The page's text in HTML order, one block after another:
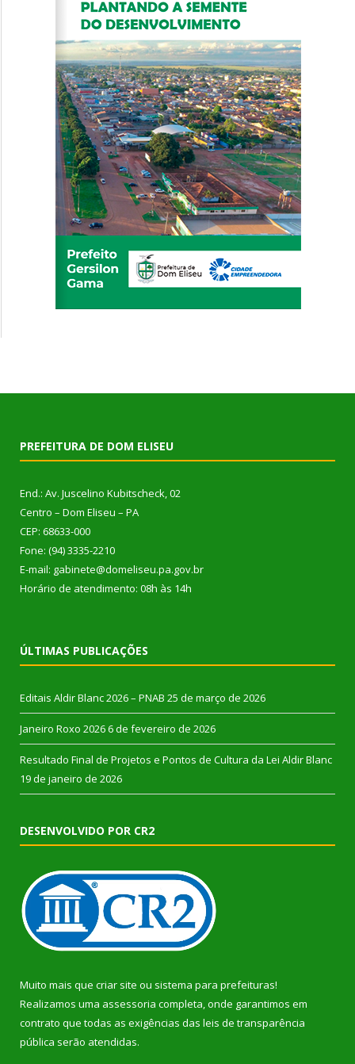
PREFEITURA DE DOM ELISEU
End.: Av. Juscelino Kubitscheck, 02
Centro – Dom Eliseu – PA
CEP: 68633-000
Fone: (94) 3335-2210
E-mail: gabinete@domeliseu.pa.gov.br
Horário de atendimento: 08h às 14h
ÚLTIMAS PUBLICAÇÕES
Editais Aldir Blanc 2026 – PNAB 25 de março de 2026
Janeiro Roxo 2026 6 de fevereiro de 2026
Resultado Final de Projetos e Pontos de Cultura da Lei Aldir Blanc
19 de janeiro de 2026
DESENVOLVIDO POR CR2
Muito mais que criar site ou sistema para prefeituras!
Realizamos uma assessoria completa, onde garantimos em
contrato que todas as exigências das leis de transparência
pública serão atendidas.